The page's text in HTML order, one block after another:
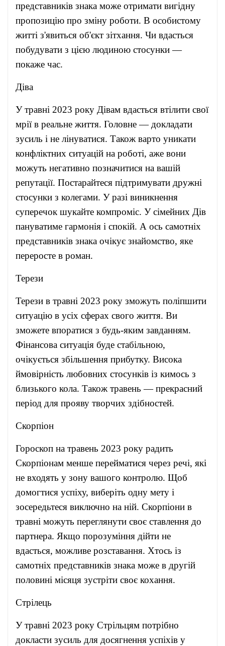
представників знака може отримати вигідну
пропозицію про зміну роботи. В особистому
житті з'явиться об'єкт зітхання. Чи вдасться
побудувати з цією людиною стосунки —
покаже час.
Діва
У травні 2023 року Дівам вдасться втілити свої
мрії в реальне життя. Головне — докладати
зусиль і не лінуватися. Також варто уникати
конфліктних ситуацій на роботі, аже вони
можуть негативно позначитися на вашій
репутації. Постарайтеся підтримувати дружні
стосунки з колегами. У разі виникнення
суперечок шукайте компроміс. У сімейних Дів
пануватиме гармонія і спокій. А ось самотніх
представників знака очікує знайомство, яке
переросте в роман.
Терези
Терези в травні 2023 року зможуть поліпшити
ситуацію в усіх сферах свого життя. Ви
зможете впоратися з будь-яким завданням.
Фінансова ситуація буде стабільною,
очікується збільшення прибутку. Висока
ймовірність любовних стосунків із кимось з
близького кола. Також травень — прекрасний
період для прояву творчих здібностей.
Скорпіон
Гороскоп на травень 2023 року радить
Скорпіонам менше перейматися через речі, які
не входять у зону вашого контролю. Щоб
домогтися успіху, виберіть одну мету і
зосередьтеся виключно на ній. Скорпіони в
травні можуть переглянути своє ставлення до
партнера. Якщо порозуміння дійти не
вдасться, можливе розставання. Хтось із
самотніх представників знака може в другій
половині місяця зустріти своє кохання.
Стрілець
У травні 2023 року Стрільцям потрібно
докласти зусиль для досягнення успіхів у